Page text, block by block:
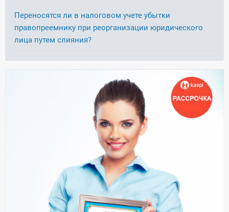
Переносятся ли в налоговом учете убытки
правопреемнику при реорганизации юридического
лица путем слияния?